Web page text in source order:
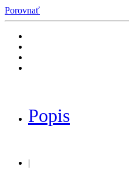
Porovnať
Popis
|